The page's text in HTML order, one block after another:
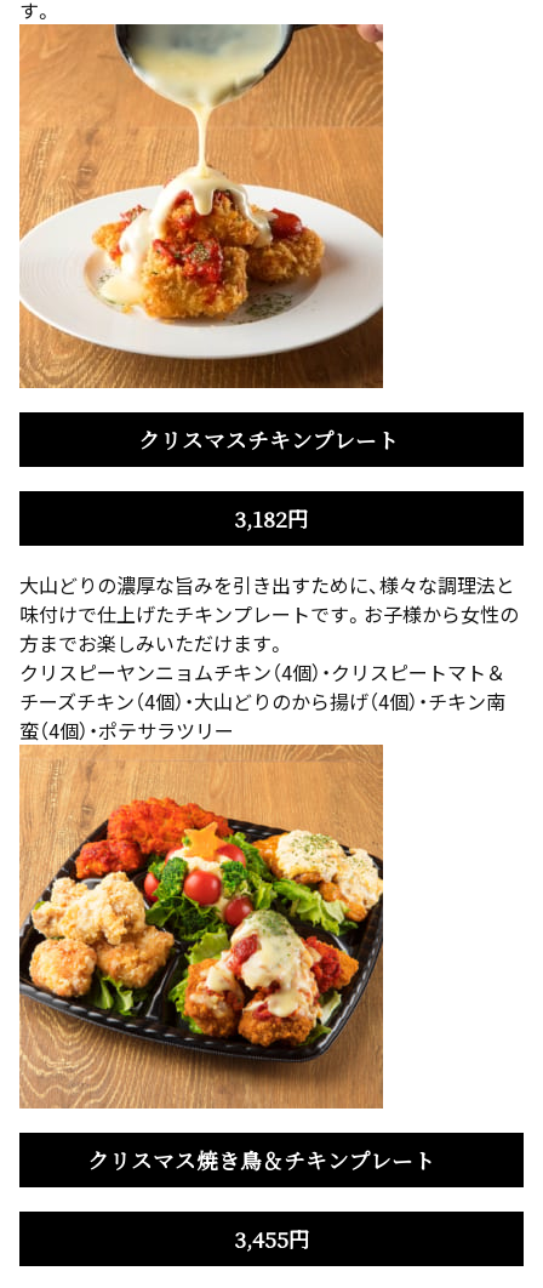
す。
クリスマスチキンプレート
3,182円
大山どりの濃厚な旨みを引き出すために、様々な調理法と
味付けで仕上げたチキンプレートです。お子様から女性の
方までお楽しみいただけます。
クリスピーヤンニョムチキン（4個）・クリスピートマト＆
チーズチキン（4個）・大山どりのから揚げ（4個）・チキン南
蛮（4個）・ポテサラツリー
クリスマス焼き鳥＆チキンプレート
3,455円